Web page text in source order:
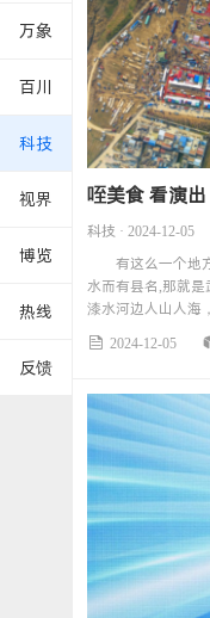
万象
百川
科技
视界
博览
热线
反馈
咥美食 看演
科技 · 2024-12-05
有这么一个地方
水而有县名,那就是
漆水河边人山人
美食，学非遗，
 2024-12-05